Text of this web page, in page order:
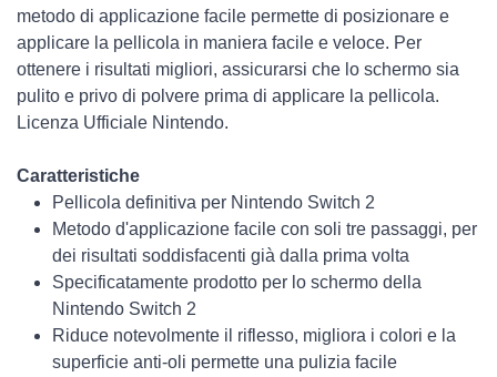
metodo di applicazione facile permette di posizionare e
applicare la pellicola in maniera facile e veloce. Per
ottenere i risultati migliori, assicurarsi che lo schermo sia
pulito e privo di polvere prima di applicare la pellicola.
Licenza Ufficiale Nintendo.
Caratteristiche
Pellicola definitiva per Nintendo Switch 2
Metodo d'applicazione facile con soli tre passaggi, per
dei risultati soddisfacenti già dalla prima volta
Specificatamente prodotto per lo schermo della
Nintendo Switch 2
Riduce notevolmente il riflesso, migliora i colori e la
superficie anti-oli permette una pulizia facile